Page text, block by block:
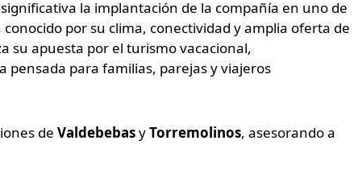
la implantación de la compañía en uno de
por su clima, conectividad y amplia oferta de
su apuesta por el turismo vacacional,
para familias, parejas y viajeros
de ValdebebasyTorremolinos, asesorando a